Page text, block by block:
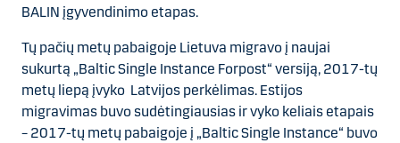
BALIN įgyvendinimo etapas.
Tų pačių metų pabaigoje Lietuva migravo į naujai
sukurtą „Baltic Single Instance Forpost“ versiją, 2017-tų
metų liepą įvyko Latvijos perkėlimas. Estijos
migravimas buvo sudėtingiausias ir vyko keliais etapais
– 2017-tų metų pabaigoje į „Baltic Single Instance“ buvo